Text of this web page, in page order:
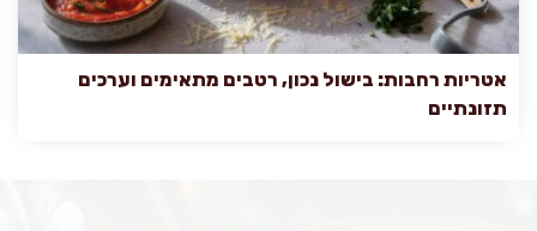
אטריות רחבות: בישול נכון, רטבים מתאימים וערכים
תזונתיים